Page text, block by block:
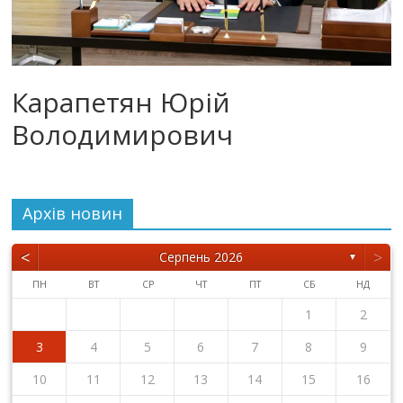
Карапетян Юрій
Володимирович
Архiв новин
< Серпень 2026 ▼ >
ПН ВТ СР ЧТ ПТ СБ НД
1
2
3
4 5 6 7 8
9
10
11 12 13 14 15
16